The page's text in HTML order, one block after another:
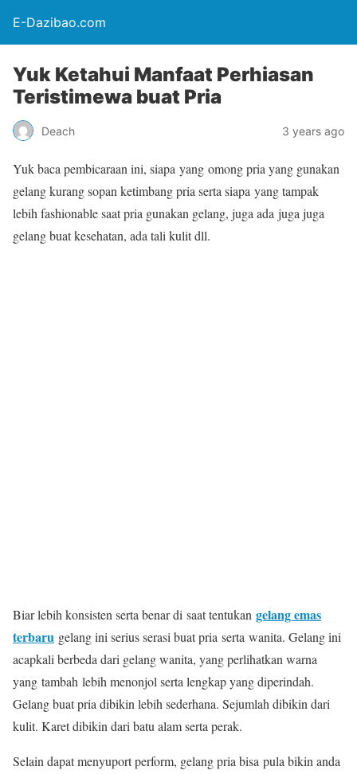
E-Dazibao.com
Yuk Ketahui Manfaat Perhiasan
Teristimewa buat Pria
Deach 3 years ago
Yuk baca pembicaraan ini, siapa yang omong pria yang gunakan
gelang kurang sopan ketimbang pria serta siapa yang tampak
lebih fashionable saat pria gunakan gelang, juga ada juga juga
gelang buat kesehatan, ada tali kulit dll.
Biar lebih konsisten serta benar di saat tentukan gelang emas
terbaru gelang ini serius serasi buat pria serta wanita. Gelang ini
acapkali berbeda dari gelang wanita, yang perlihatkan warna
yang tambah lebih menonjol serta lengkap yang diperindah.
Gelang buat pria dibikin lebih sederhana. Sejumlah dibikin dari
kulit. Karet dibikin dari batu alam serta perak.
Selain dapat menyuport perform, gelang pria bisa pula bikin anda